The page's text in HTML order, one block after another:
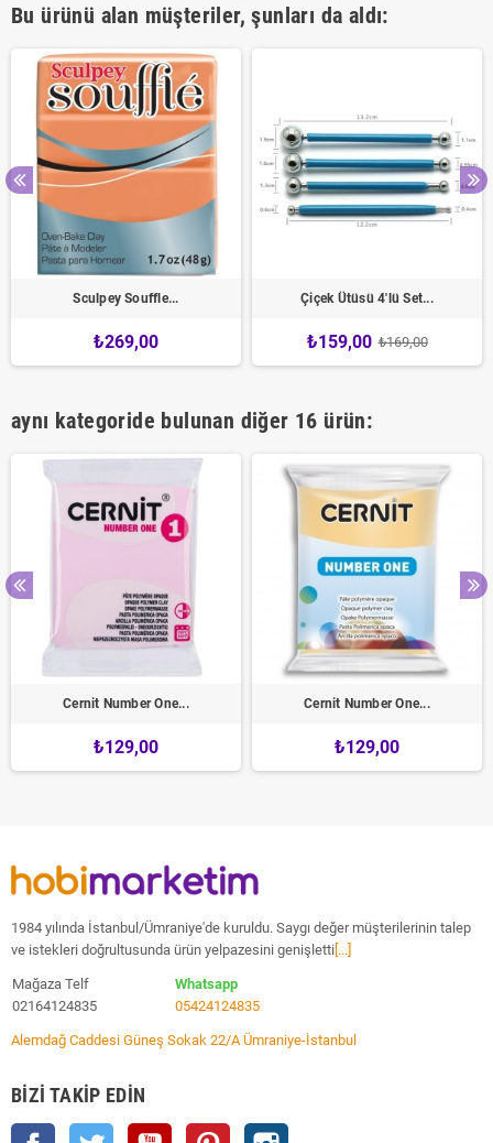
Bu ürünü alan müşteriler, şunları da aldı:
Sculpey Souffle...
₺269,00
Çiçek Ütüsü 4'lü Set...
₺159,00 ₺169,00
aynı kategoride bulunan diğer 16 ürün:
Cernit Number One...
₺129,00
Cernit Number One...
₺129,00
1984 yılında İstanbul/Ümraniye'de kuruldu. Saygı değer müşterilerinin talep
ve istekleri doğrultusunda ürün yelpazesini genişletti [...]
Mağaza Telf
02164124835
Whatsapp
05424124835
Alemdağ Caddesi Güneş Sokak 22/A Ümraniye-İstanbul
BIZI TAKIP EDIN
Facebook Twitter YouTube Pinterest